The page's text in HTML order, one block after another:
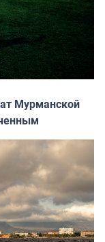
Мурманской